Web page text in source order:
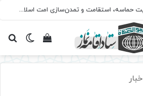
سروده‌ «اربعین»؛ روایت حماسه، استقامت و تمدن‌سازی امت اسلامی
تغییرمشاهده